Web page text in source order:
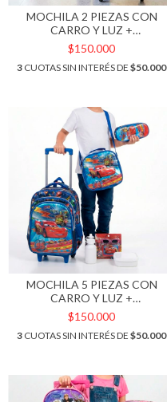
MOCHILA 2 PIEZAS CON
CARRO Y LUZ +
ACCESORIOS. ART M64-1
$150.000
3 CUOTAS SIN INTERÉS DE $50.000
MOCHILA 5 PIEZAS CON
CARRO Y LUZ +
ACCESORIOS. ART M62-5
$150.000
3 CUOTAS SIN INTERÉS DE $50.000